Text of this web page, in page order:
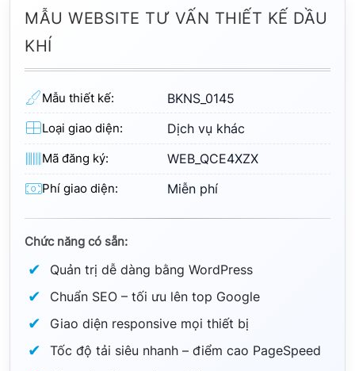
MẪU WEBSITE TƯ VẤN THIẾT KẾ DẦU
KHÍ
Mẫu thiết kế: BKNS_0145
Loại giao diện: Dịch vụ khác
Mã đăng ký: WEB_QCE4XZX
Phí giao diện: Miễn phí
Chức năng có sẵn:
Quản trị dễ dàng bằng WordPress
Chuẩn SEO – tối ưu lên top Google
Giao diện responsive mọi thiết bị
Tốc độ tải siêu nhanh – điểm cao PageSpeed